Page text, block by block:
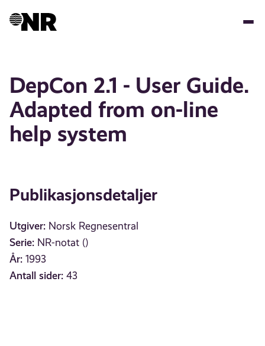
DepCon 2.1 - User Guide.
Adapted from on-line
help system
Publikasjonsdetaljer
Utgiver: Norsk Regnesentral
Serie: NR-notat ()
År: 1993
Antall sider: 43